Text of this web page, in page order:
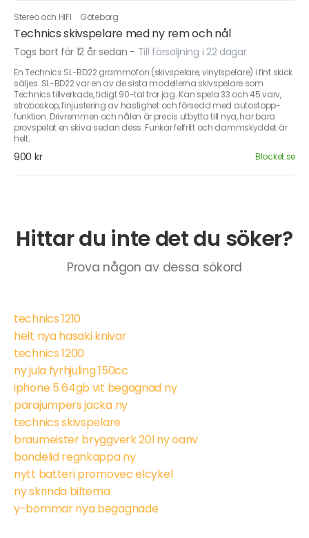
Stereo och HIFI · Göteborg
Technics skivspelare med ny rem och nål
Togs bort för 12 år sedan - Till försäljning i 22 dagar
En Technics SL-BD22 grammofon (skivspelare, vinylspelare) i fint skick
säljes. SL-BD22 var en av de sista modellerna skivspelare som
Technics tillverkade, tidigt 90-tal tror jag. Kan spela 33 och 45 varv,
stroboskop, finjustering av hastighet och försedd med autostopp-
funktion. Drivremmen och nålen är precis utbytta till nya, har bara
provspelat en skiva sedan dess. Funkar felfritt och dammskyddet är
helt.
900 kr Blocket.se
Hittar du inte det du söker?
Prova någon av dessa sökord
technics 1210
helt nya hasaki knivar
technics 1200
ny jula fyrhjuling 150cc
iphone 5 64gb vit begagnad ny
parajumpers jacka ny
technics skivspelare
braumeister bryggverk 20l ny oanv
bondelid regnkappa ny
nytt batteri promovec elcykel
ny skrinda biltema
y-bommar nya begagnade